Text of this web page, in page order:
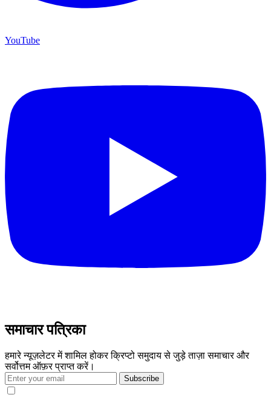
YouTube
समाचार पत्रिका
हमारे न्यूज़लेटर में शामिल होकर क्रिप्टो समुदाय से जुड़े ताज़ा समाचार और
सर्वोत्तम ऑफ़र प्राप्त करें।
Subscribe